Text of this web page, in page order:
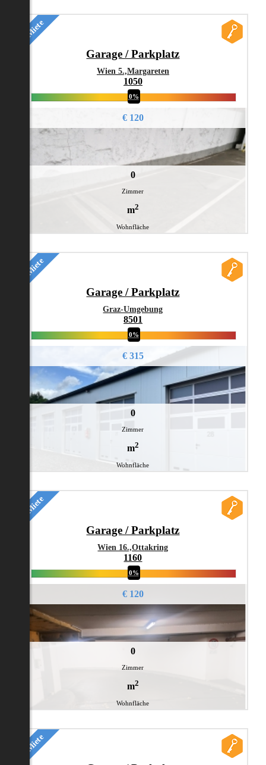
Garage / Parkplatz
Wien 5.,Margareten
1050
0%
Miete
€ 120
0
Zimmer
m2
Wohnfläche
Garage / Parkplatz
Graz-Umgebung
8501
0%
Miete
€ 315
0
Zimmer
m2
Wohnfläche
Garage / Parkplatz
Wien 16.,Ottakring
1160
0%
Miete
€ 120
0
Zimmer
m2
Wohnfläche
Miete